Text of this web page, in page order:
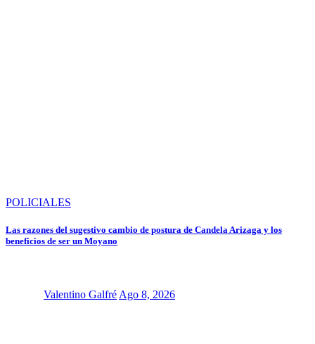
POLICIALES
Las razones del sugestivo cambio de postura de Candela Arizaga y los
beneficios de ser un Moyano
Valentino Galfré Ago 8, 2026